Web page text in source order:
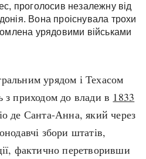
проголосив незалежну від
Вона проіснувала трохи
урядовими військами
урядом і Техасом
з приходом до влади в 1833
де Санта-Анна, який через
збори штатів,
фактично перетворивши